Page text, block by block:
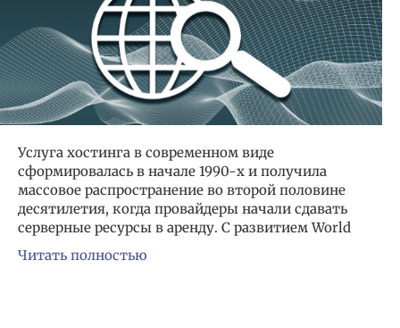
Услуга хостинга в современном виде
сформировалась в начале 1990-х и получила
массовое распространение во второй половине
десятилетия, когда провайдеры начали сдавать
серверные ресурсы в аренду. С развитием World
Читать полностью